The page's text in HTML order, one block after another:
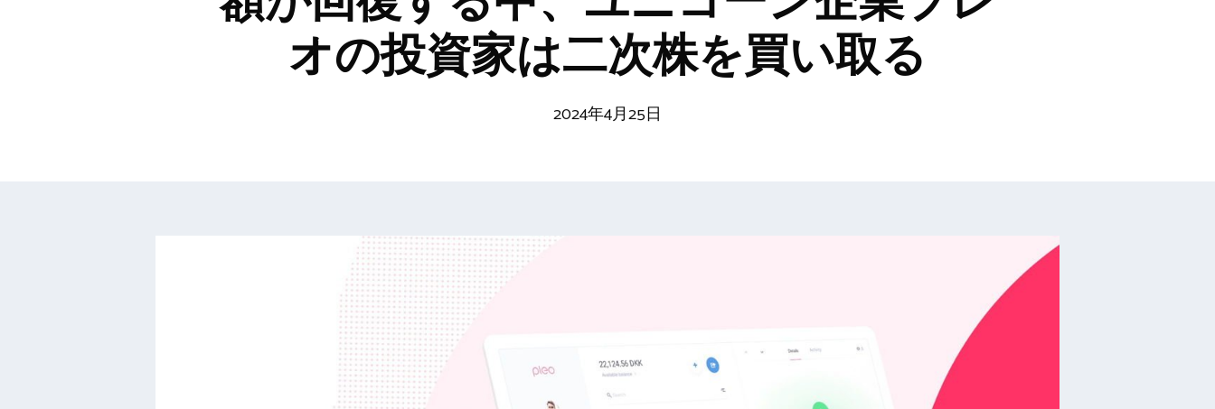
オの投資家は二次株を買い取る
2024年4月25日